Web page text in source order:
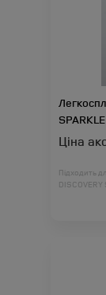
Ціна
Підходить
DISCOVERY